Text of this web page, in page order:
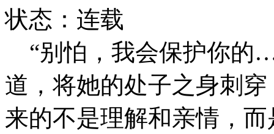
状态：连载
“别怕，我会保护你的
道，将她的处子之身刺
来的不是理解和亲情，